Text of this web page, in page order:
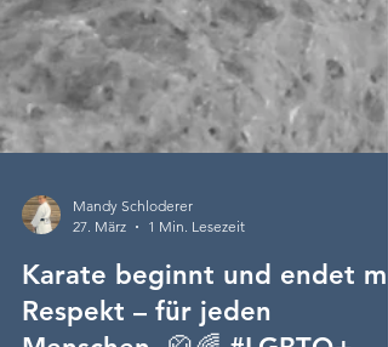
Mandy Schloderer
27. März
1 Min. Lesezeit
Karate beginnt und endet mit